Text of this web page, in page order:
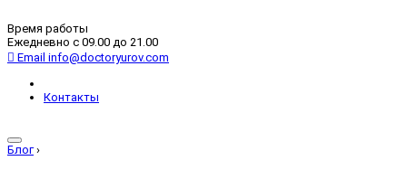
Время работы
Ежедневно с 09.00 до 21.00
Email info@doctoryurov.com
Контакты
Блог ›